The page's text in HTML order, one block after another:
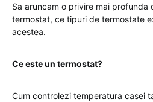
Sa aruncam o privire mai profunda
termostat, ce tipuri de termostate
acestea.
Ce este un termostat?
Cum controlezi temperatura casei